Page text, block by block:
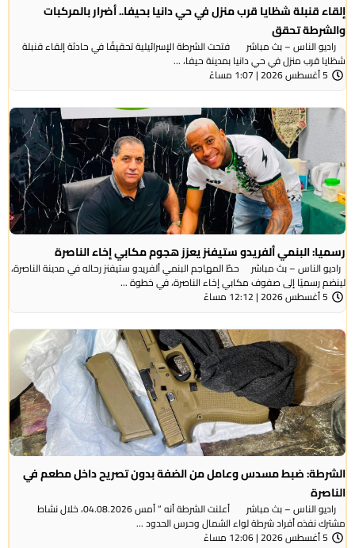
إلقاء قنبلة شظايا قرب منزل في حي دانيا بحيفا.. أضرار بالمركبات
والشرطة تحقق
راديو الناس – بث مباشر فتحت الشرطة الإسرائيلية تحقيقًا في حادثة إلقاء قنبلة
شظايا قرب منزل في حي دانيا بمدينة حيفا، ...
5 أغسطس 2026 | 1:07 مساءً
رسميا: البنمي ألفريدو ستيفنز يعزز هجوم مكابي إخاء الناصرة
راديو الناس – بث مباشر حطّ المهاجم البنمي ألفريدو ستيفنز رحاله في مدينة الناصرة،
لينضم رسميًا إلى صفوف مكابي إخاء الناصرة، في خطوة ...
5 أغسطس 2026 | 12:12 مساءً
الشرطة: ضبط مسدس وعامل من الضفة بدون تصريح داخل مطعم في
الناصرة
راديو الناس – بث مباشر أعلنت الشرطة أنه ” أمس 04.08.2026، خلال نشاط
مشترك نفذه أفراد شرطة لواء الشمال وحرس الحدود ...
5 أغسطس 2026 | 12:06 مساءً